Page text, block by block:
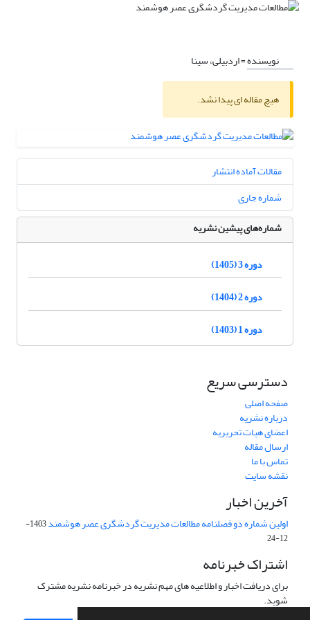
نویسنده =اردبیلی، سینا
هیچ مقاله ای پیدا نشد.
مقالات آماده انتشار
شماره جاری
شماره‌های پیشین نشریه
دوره 3 (1405)
دوره 2 (1404)
دوره 1 (1403)
دسترسی سریع
صفحه اصلی
درباره نشریه
اعضای هیات تحریریه
ارسال مقاله
تماس با ما
نقشه سایت
آخرین اخبار
اولین شماره دو فصلنامه مطالعات مدیریت گردشگری عصر هوشمند
1403-
12-24
اشتراک خبرنامه
برای دریافت اخبار و اطلاعیه های مهم نشریه در خبرنامه نشریه مشترک
شوید.